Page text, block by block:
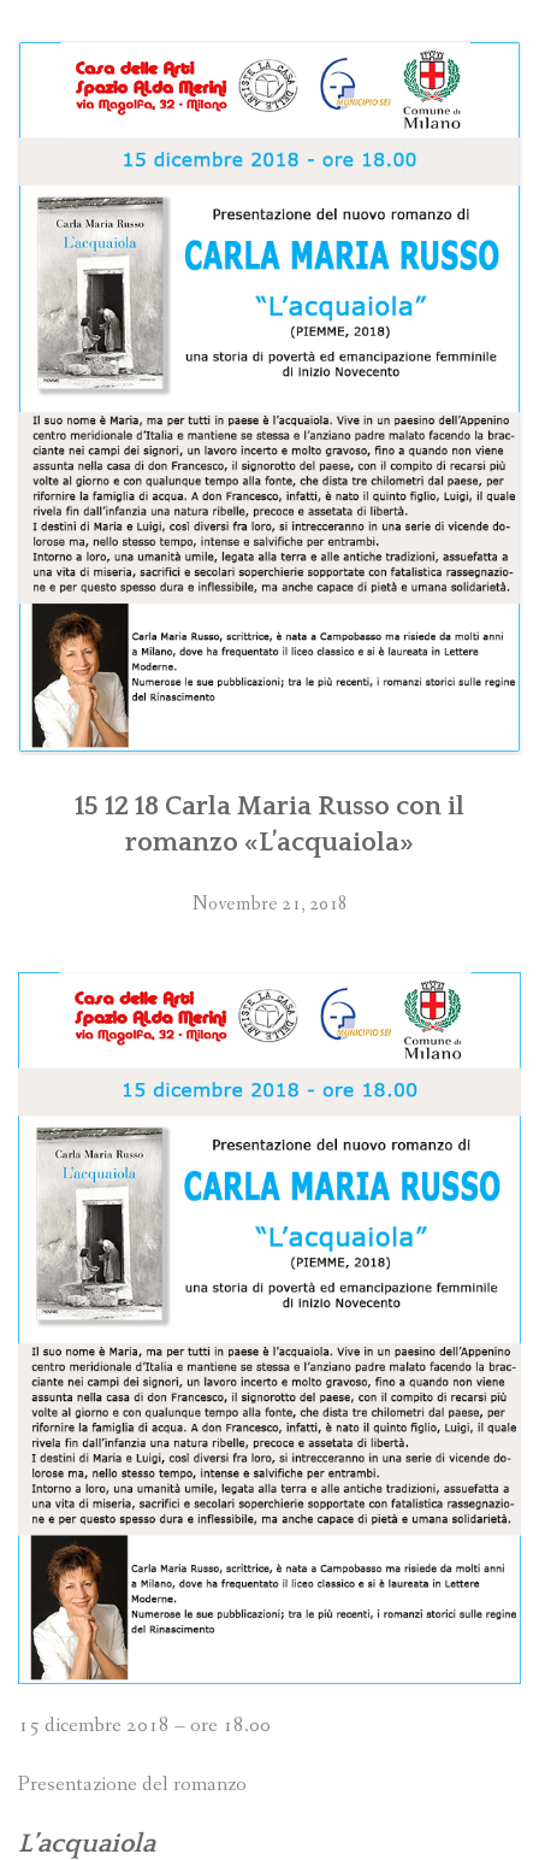
15 12 18 Carla Maria Russo con il
romanzo «L’acquaiola»
Novembre 21, 2018
15 dicembre 2018 – ore 18.00
Presentazione del romanzo
L’acquaiola